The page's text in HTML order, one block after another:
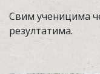
Свим ученицима
резултатима.